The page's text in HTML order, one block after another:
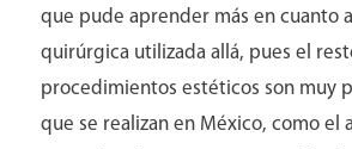
que pude aprender más en cuanto
quirúrgica utilizada allá, pues el
procedimientos estéticos son muy
que se realizan en México, como el